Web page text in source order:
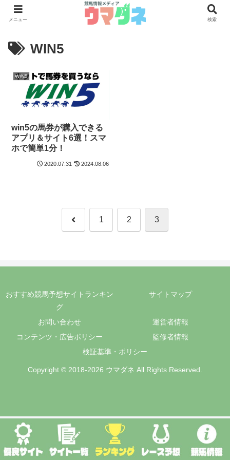
WIN5
WIN5
win5の馬券が購入できる
アプリ＆サイト6選！スマ
ホで簡単1分！
2020.07.31 2024.08.06
前 1 2 3
おすすめ競馬予想サイトランキン
グ
サイトマップ
お問い合わせ
運営者情報
コンテンツ・広告ポリシー
監修者情報
検証基準・ポリシー
Copyright © 2018-2026 ウマダネ All Rights Reserved.
メニュー 検索